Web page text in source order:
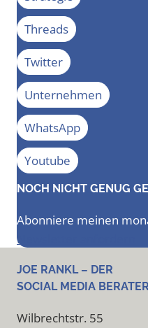
Threads
Twitter
Unternehmen
WhatsApp
Youtube
NOCH NICHT GENUG
Abonniere meinen
Newsletter anfordern
JOE RANKL – DER
SOCIAL MEDIA BERATER
Wilbrechtstr. 55